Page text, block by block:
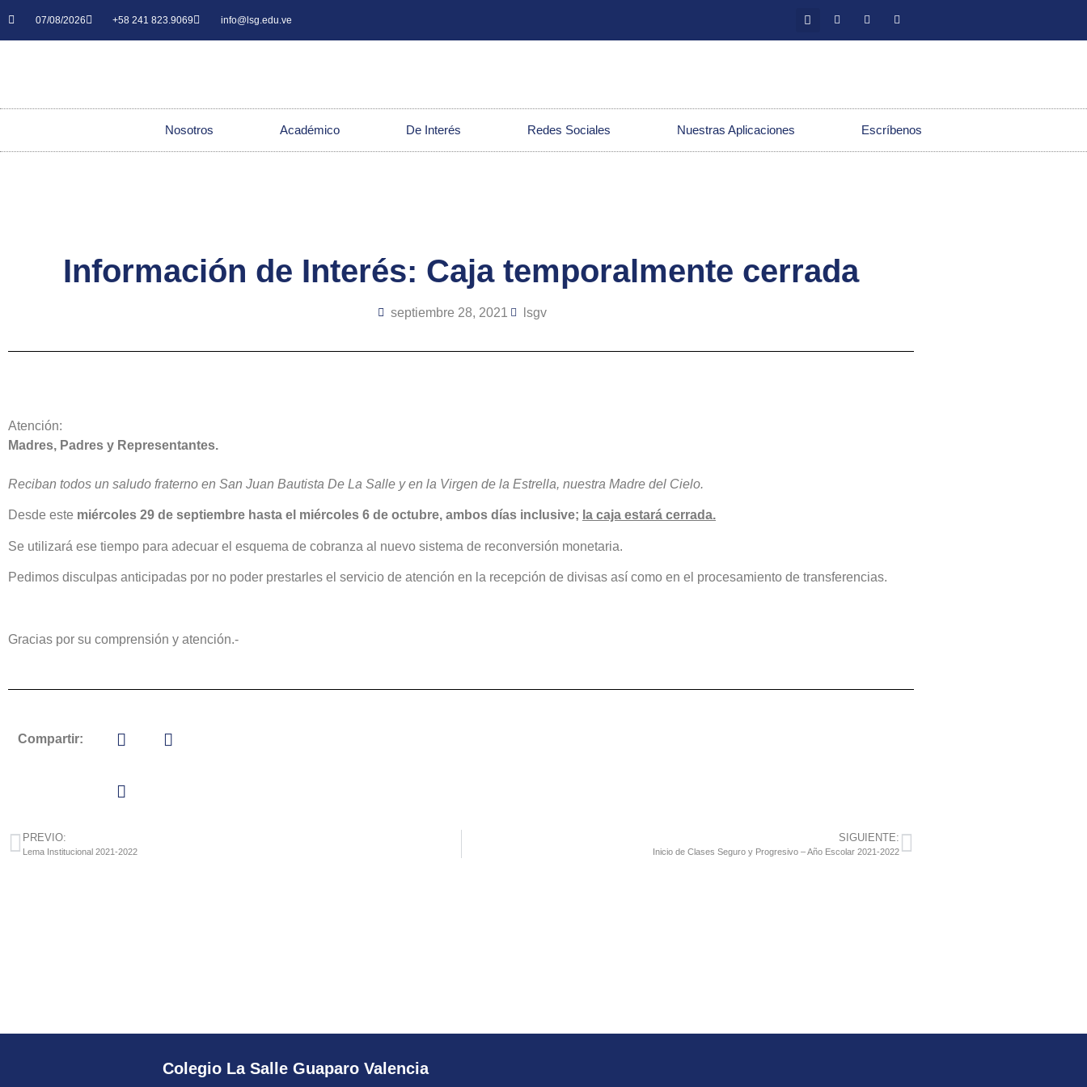
07/08/2026 +58 241 823.9069 info@lsg.edu.ve
Nosotros Académico De Interés Redes Sociales Nuestras Aplicaciones Escríbenos
Información de Interés: Caja temporalmente cerrada
septiembre 28, 2021 lsgv
Atención:
Madres, Padres y Representantes.
Reciban todos un saludo fraterno en San Juan Bautista De La Salle y en la Virgen de la Estrella, nuestra Madre del Cielo.
Desde este miércoles 29 de septiembre hasta el miércoles 6 de octubre, ambos días inclusive; la caja estará cerrada.
Se utilizará ese tiempo para adecuar el esquema de cobranza al nuevo sistema de reconversión monetaria.
Pedimos disculpas anticipadas por no poder prestarles el servicio de atención en la recepción de divisas así como en el procesamiento de transferencias.
Gracias por su comprensión y atención.-
Compartir:
PREVIO:
Lema Institucional 2021-2022
SIGUIENTE:
Inicio de Clases Seguro y Progresivo – Año Escolar 2021-2022
Colegio La Salle Guaparo Valencia